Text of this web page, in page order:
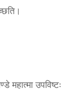
महात्मा उपविष्टः